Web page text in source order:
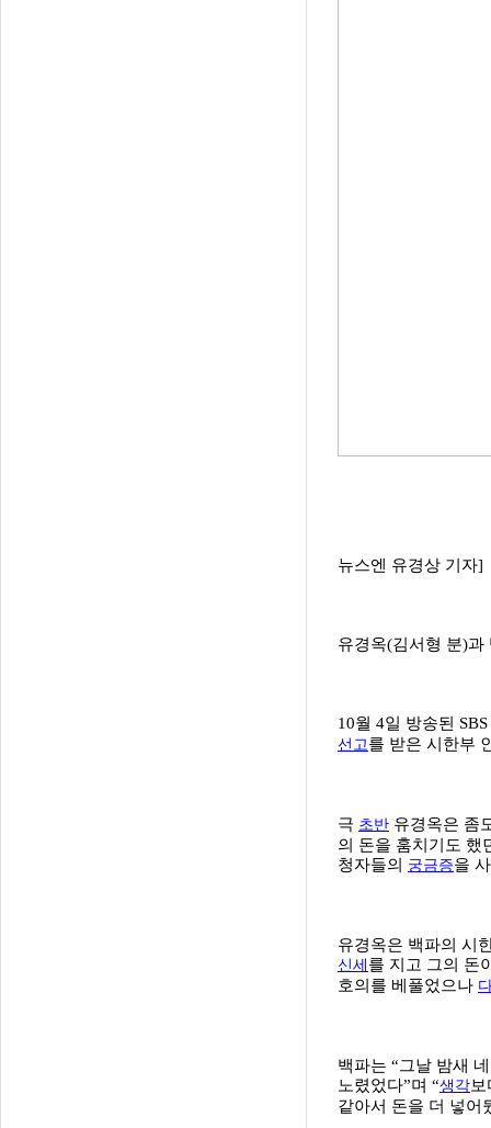
뉴스엔 유경상 기자]
유경옥(김서형 분)과
10월 4일 방송된 SBS
선고를 받은 시한부
극 초반 유경옥은 좀
의 돈을 훔치기도 했
청자들의 궁금증을
유경옥은 백파의 시
신세 를 지고 그의 돈
호의를 베풀었으나
백파는 “그날 밤새
노렸었다”며 “생각
같아서 돈을 더 넣어